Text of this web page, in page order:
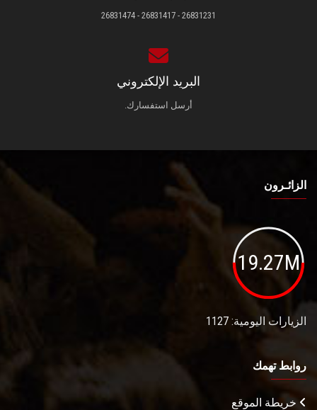
26831231 - 26831417 - 26831474
البريد الإلكتروني
أرسل استفسارك.
الزائـرون
19.27M
الزيارات اليومية: 1127
روابط تهمك
خريطة الموقع